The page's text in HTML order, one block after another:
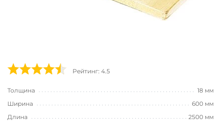
Рейтинг: 4.5
Толщина
18 мм
Ширина
600 мм
Длина
2500 мм